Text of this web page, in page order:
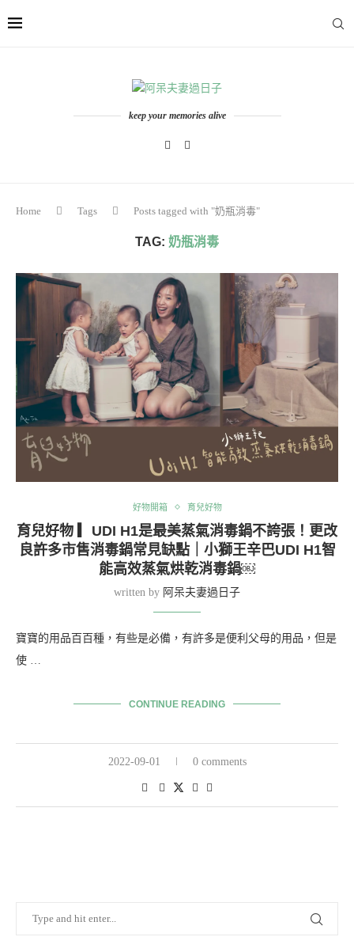
keep your memories alive
Home Tags Posts tagged with "奶瓶消毒"
TAG: 奶瓶消毒
好物開箱 育兒好物
育兒好物 ▎UDI H1是最美蒸氣消毒鍋不誇張！更改
良許多市售消毒鍋常見缺點｜小獅王辛巴UDI H1智
能高效蒸氣烘乾消毒鍋￼
written by 阿呆夫妻過日子
寶寶的用品百百種，有些是必備，有許多是便利父母的用品，但是
使 …
CONTINUE READING
2022-09-01 0 comments